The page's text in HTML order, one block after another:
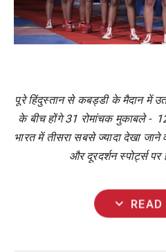
पूरे हिंदुस्तान से कबड्डी के मैदान में
के बीच होंगे31 रोमांचक मुकाबले-
भारत में तीसरा सबसे ज्यादा देखा जाने
और दूरदर्शन स्पोर्ट्स पर
expand_more READ